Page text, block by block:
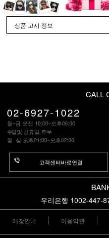
상품 고시 정보
CALL
02-6927-1022
월~금 오전 10:00~오후06:00
주말및 공휴일 휴무
점 심 오후01:00~오후02:00
고객센터바로연결
우리은행 1002-447-
매장안내 이용약관